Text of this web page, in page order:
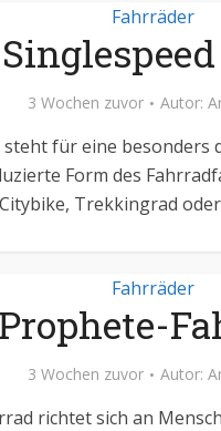
Fahrräder
3 Wochen zuvor Autor:
steht für eine
Form des
Trekkingrad
Fahrräder
Prophete-
3 Wochen zuvor Autor:
richtet sich an